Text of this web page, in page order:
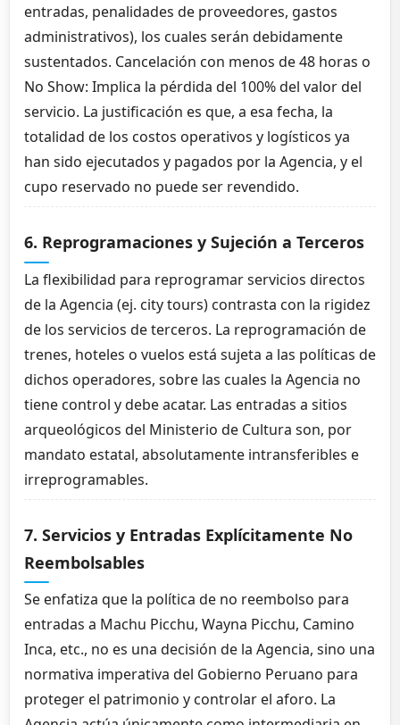
entradas, penalidades de proveedores, gastos
administrativos), los cuales serán debidamente
sustentados. Cancelación con menos de 48 horas o
No Show: Implica la pérdida del 100% del valor del
servicio. La justificación es que, a esa fecha, la
totalidad de los costos operativos y logísticos ya
han sido ejecutados y pagados por la Agencia, y el
cupo reservado no puede ser revendido.
6. Reprogramaciones y Sujeción a Terceros
La flexibilidad para reprogramar servicios directos
de la Agencia (ej. city tours) contrasta con la rigidez
de los servicios de terceros. La reprogramación de
trenes, hoteles o vuelos está sujeta a las políticas de
dichos operadores, sobre las cuales la Agencia no
tiene control y debe acatar. Las entradas a sitios
arqueológicos del Ministerio de Cultura son, por
mandato estatal, absolutamente intransferibles e
irreprogramables.
7. Servicios y Entradas Explícitamente No
Reembolsables
Se enfatiza que la política de no reembolso para
entradas a Machu Picchu, Wayna Picchu, Camino
Inca, etc., no es una decisión de la Agencia, sino una
normativa imperativa del Gobierno Peruano para
proteger el patrimonio y controlar el aforo. La